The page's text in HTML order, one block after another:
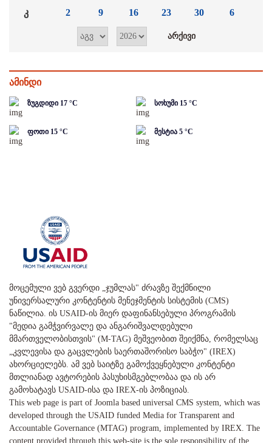
კ 2 9 16 23 30 6
ამინდი
ზუგდიდი 17 °C სოხუმი 15 °C
ფოთი 15 °C მესტია 5 °C
მოცემული ვებ გვერდი „ჯუმლას" ძრავზე შექმნილი
უნივერსალური კონტენტის მენეჯმენტის სისტემის (CMS)
ნაწილია. ის USAID-ის მიერ დაფინანსებული პროგრამის
"მედია გამჭვირვალე და ანგარიშვალდებული
მმართველობისთვის" (M-TAG) მეშვეობით შეიქმნა, რომელსაც
„კვლევისა და გაცვლების საერთაშორისო საბჭო" (IREX)
ახორციელებს. ამ ვებ საიტზე გამოქვეყნებული კონტენტი
მთლიანად ავტორების პასუხისმგებლობაა და ის არ
გამოხატავს USAID-ისა და IREX-ის პოზიციას.
This web page is part of Joomla based universal CMS system, which was
developed through the USAID funded Media for Transparent and
Accountable Governance (MTAG) program, implemented by IREX. The
content provided through this web-site is the sole responsibility of the